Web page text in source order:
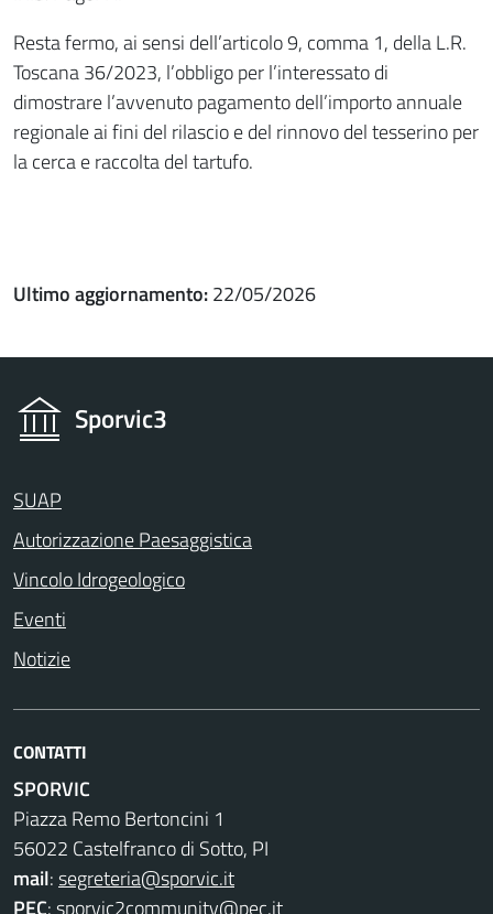
Resta fermo, ai sensi dell’articolo 9, comma 1, della L.R.
Toscana 36/2023, l’obbligo per l’interessato di
dimostrare l’avvenuto pagamento dell’importo annuale
regionale ai fini del rilascio e del rinnovo del tesserino per
la cerca e raccolta del tartufo.
Ultimo aggiornamento:22/05/2026
Sporvic3
SUAP
Autorizzazione Paesaggistica
Vincolo Idrogeologico
Eventi
Notizie
CONTATTI
SPORVIC
Piazza Remo Bertoncini 1
56022 Castelfranco di Sotto, PI
mail:segreteria@sporvic.it
PEC:sporvic2community@pec.it